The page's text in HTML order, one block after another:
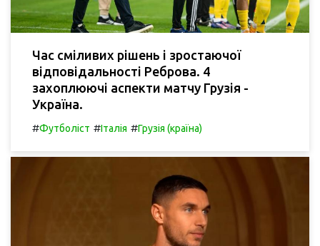
Час сміливих рішень і зростаючої
відповідальності Реброва. 4
захоплюючі аспекти матчу Грузія -
Україна.
#Футболіст #Італія #Грузія (країна)